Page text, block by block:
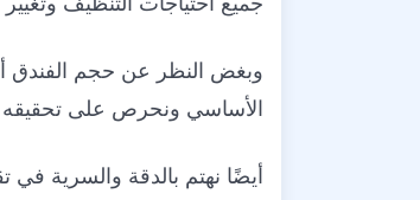
وبغض النظر عن حجم الفندق أو
الأساسي ونحرص على
أيضًا نهتم بالدقة والسرية